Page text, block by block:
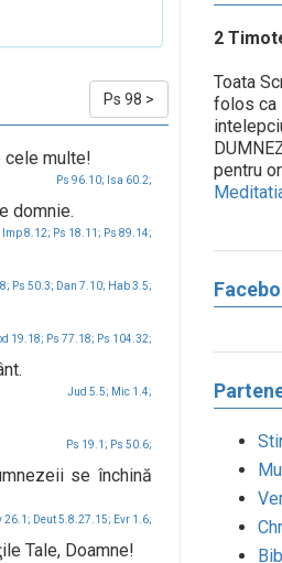
Ps 98 >
cele multe!
Ps 96.10; Isa 60.2;
domnie.
8.12; Ps 18.11; Ps 89.14;
Ps 50.3; Dan 7.10; Hab 3.5;
19.18; Ps 77.18; Ps 104.32;
Jud 5.5; Mic 1.4;
Ps 19.1; Ps 50.6;
se închină
26.1; Deut 5.8.27.15; Evr 1.6;
Tale, Doamne!
2
Toata
folos ca
pentru